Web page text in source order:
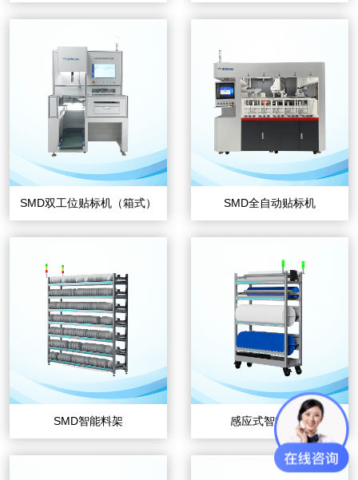
SMD双工位贴标机（箱式） SMD全自动贴标机
SMD智能料架 感应式智能料车